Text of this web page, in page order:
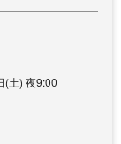
(土) 夜9:00